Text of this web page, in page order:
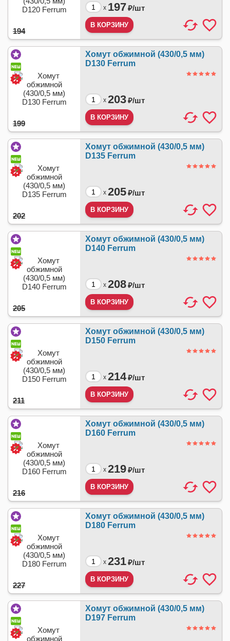
x
194
197₽/шт
Хомут обжимной (430/0,5 мм)
D130 Ferrum
x
199
203₽/шт
Хомут обжимной (430/0,5 мм)
D135 Ferrum
x
202
205₽/шт
Хомут обжимной (430/0,5 мм)
D140 Ferrum
x
205
208₽/шт
Хомут обжимной (430/0,5 мм)
D150 Ferrum
x
211
214₽/шт
Хомут обжимной (430/0,5 мм)
D160 Ferrum
x
216
219₽/шт
Хомут обжимной (430/0,5 мм)
D180 Ferrum
x
227
231₽/шт
Хомут обжимной (430/0,5 мм)
D197 Ferrum